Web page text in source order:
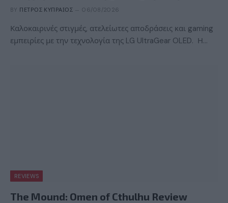
BY ΠΈΤΡΟΣ ΚΥΠΡΑΊΟΣ 06/08/2026
Καλοκαιρινές στιγμές, ατελείωτες αποδράσεις και gaming
εμπειρίες με την τεχνολογία της LG UltraGear OLED. Η…
REVIEWS
The Mound: Omen of Cthulhu Review